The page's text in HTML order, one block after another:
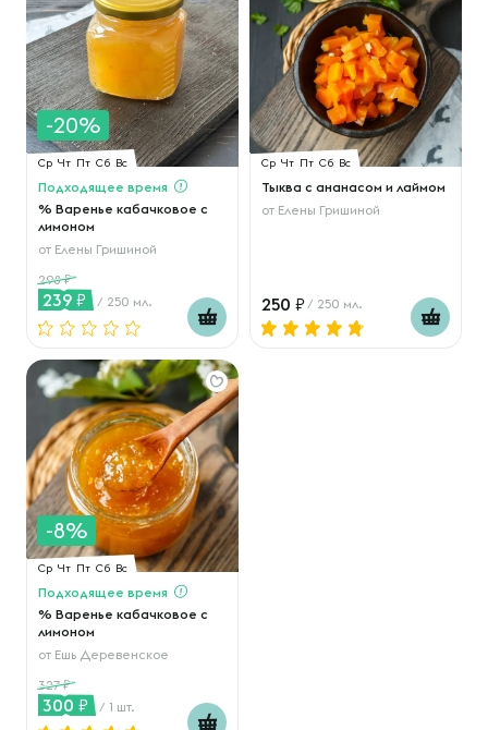
-20%
Ср Чт Пт Сб Вс
Подходящее время
% Варенье кабачковое с
лимоном
от Елены Гришиной
298
239 / 250 мл.
Ср Чт Пт Сб Вс
Тыква с ананасом и лаймом
от Елены Гришиной
250 / 250 мл.
-8%
Ср Чт Пт Сб Вс
Подходящее время
% Варенье кабачковое с
лимоном
от Ешь Деревенское
327
300 / 1 шт.